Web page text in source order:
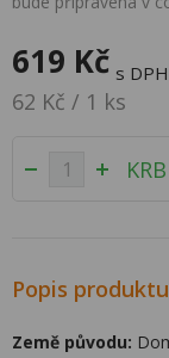
619 Kč s
62 Kč / 1 ks
KRB
Popis produktu
Země původu: